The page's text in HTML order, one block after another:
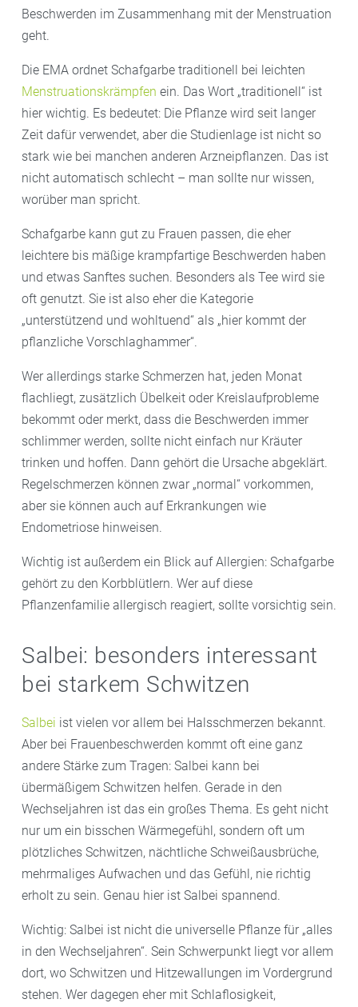
Beschwerden im Zusammenhang mit der Menstruation
geht.
Die EMA ordnet Schafgarbe traditionell bei leichten
Menstruationskrämpfen ein. Das Wort „traditionell“ ist
hier wichtig. Es bedeutet: Die Pflanze wird seit langer
Zeit dafür verwendet, aber die Studienlage ist nicht so
stark wie bei manchen anderen Arzneipflanzen. Das ist
nicht automatisch schlecht – man sollte nur wissen,
worüber man spricht.
Schafgarbe kann gut zu Frauen passen, die eher
leichtere bis mäßige krampfartige Beschwerden haben
und etwas Sanftes suchen. Besonders als Tee wird sie
oft genutzt. Sie ist also eher die Kategorie
„unterstützend und wohltuend“ als „hier kommt der
pflanzliche Vorschlaghammer“.
Wer allerdings starke Schmerzen hat, jeden Monat
flachliegt, zusätzlich Übelkeit oder Kreislaufprobleme
bekommt oder merkt, dass die Beschwerden immer
schlimmer werden, sollte nicht einfach nur Kräuter
trinken und hoffen. Dann gehört die Ursache abgeklärt.
Regelschmerzen können zwar „normal“ vorkommen,
aber sie können auch auf Erkrankungen wie
Endometriose hinweisen.
Wichtig ist außerdem ein Blick auf Allergien: Schafgarbe
gehört zu den Korbblütlern. Wer auf diese
Pflanzenfamilie allergisch reagiert, sollte vorsichtig sein.
Salbei: besonders interessant
bei starkem Schwitzen
Salbei ist vielen vor allem bei Halsschmerzen bekannt.
Aber bei Frauenbeschwerden kommt oft eine ganz
andere Stärke zum Tragen: Salbei kann bei
übermäßigem Schwitzen helfen. Gerade in den
Wechseljahren ist das ein großes Thema. Es geht nicht
nur um ein bisschen Wärmegefühl, sondern oft um
plötzliches Schwitzen, nächtliche Schweißausbrüche,
mehrmaliges Aufwachen und das Gefühl, nie richtig
erholt zu sein. Genau hier ist Salbei spannend.
Wichtig: Salbei ist nicht die universelle Pflanze für „alles
in den Wechseljahren“. Sein Schwerpunkt liegt vor allem
dort, wo Schwitzen und Hitzewallungen im Vordergrund
stehen. Wer dagegen eher mit Schlaflosigkeit,